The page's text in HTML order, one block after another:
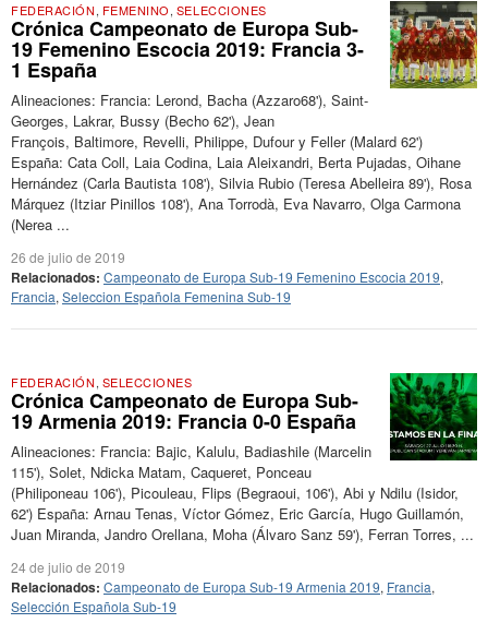
FEDERACIÓN, FEMENINO, SELECCIONES
Crónica Campeonato de Europa Sub-
19 Femenino Escocia 2019: Francia 3-
1 España
Alineaciones: Francia: Lerond, Bacha (Azzaro68'), Saint-
Georges, Lakrar, Bussy (Becho 62'), Jean
François, Baltimore, Revelli, Philippe, Dufour y Feller (Malard 62')
España: Cata Coll, Laia Codina, Laia Aleixandri, Berta Pujadas, Oihane
Hernández (Carla Bautista 108'), Silvia Rubio (Teresa Abelleira 89'), Rosa
Márquez (Itziar Pinillos 108'), Ana Torrodà, Eva Navarro, Olga Carmona
(Nerea ...
26 de julio de 2019
Relacionados: Campeonato de Europa Sub-19 Femenino Escocia 2019,
Francia, Seleccion Española Femenina Sub-19
FEDERACIÓN, SELECCIONES
Crónica Campeonato de Europa Sub-
19 Armenia 2019: Francia 0-0 España
Alineaciones: Francia: Bajic, Kalulu, Badiashile (Marcelin
115'), Solet, Ndicka Matam, Caqueret, Ponceau
(Philiponeau 106'), Picouleau, Flips (Begraoui, 106'), Abi y Ndilu (Isidor,
62') España: Arnau Tenas, Víctor Gómez, Eric García, Hugo Guillamón,
Juan Miranda, Jandro Orellana, Moha (Álvaro Sanz 59'), Ferran Torres, ...
24 de julio de 2019
Relacionados: Campeonato de Europa Sub-19 Armenia 2019, Francia,
Selección Española Sub-19